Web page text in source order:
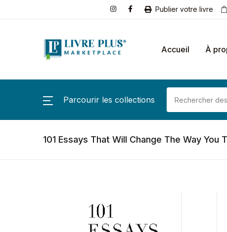
Publier votre livre
Accueil À
Parcourir les collections
101 Essays That Will Change The Way You